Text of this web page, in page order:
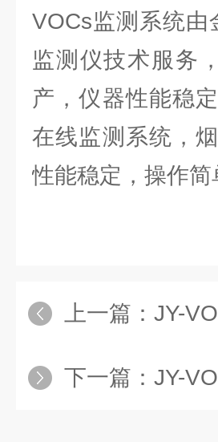
VOCs监测系统由
监测仪技术服务
产，仪器性能稳
在线监测系统，
性能稳定，操作
上一篇： JY-
下一篇： JY-